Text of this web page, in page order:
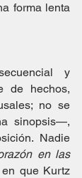
forma lenta
y
de hechos,
no se
sinopsis—,
Nadie
en las
que Kurtz